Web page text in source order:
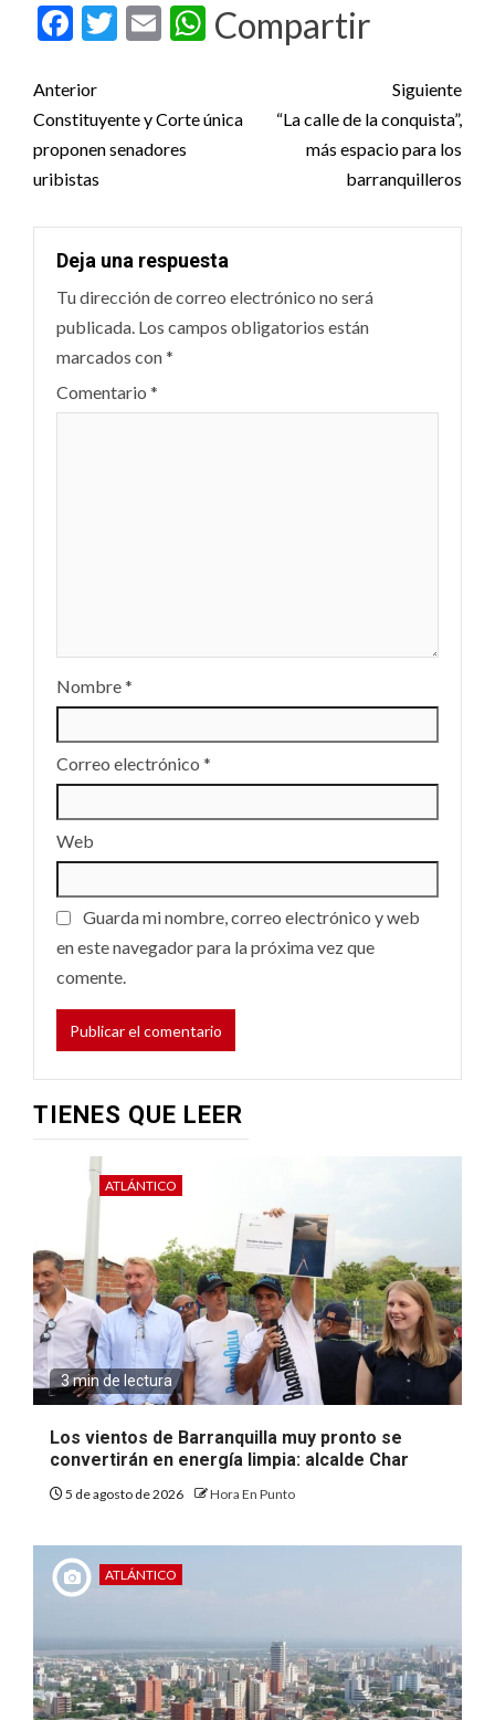
Facebook
Twitter
EmailWhatsApp
Compartir
Post
navigation
Anterior
Constituyente y Corte única
proponen senadores
uribistas
Siguiente
“La calle de la conquista”,
más espacio para los
barranquilleros
Deja una respuesta
Tu dirección de correo electrónico no será
publicada. Los campos obligatorios están
marcados con*
Comentario *
Nombre*
Correo electrónico *
Web
Guarda mi nombre, correo electrónico y web
en este navegador para la próxima vez que
comente.
TIENES QUE LEER
ATLÁNTICO
3 min de lectura
Los vientos de Barranquilla muy pronto se
convertirán en energía limpia: alcalde Char
5 de agosto de 2026 Hora En Punto
ATLÁNTICO